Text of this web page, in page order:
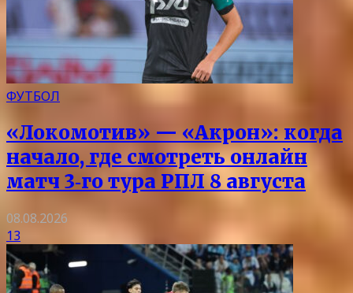
ФУТБОЛ
«Локомотив» — «Акрон»: когда
начало, где смотреть онлайн
матч 3‑го тура РПЛ 8 августа
08.08.2026
13